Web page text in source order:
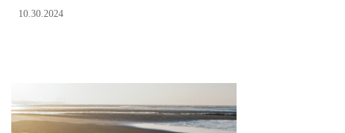
10.30.2024